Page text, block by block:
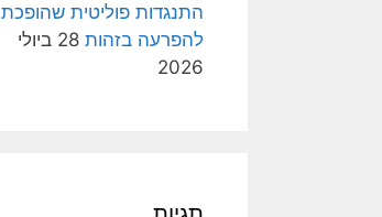
התנגדות פוליטית שהופכת
להפרעה בזהות
28 ביולי
2026